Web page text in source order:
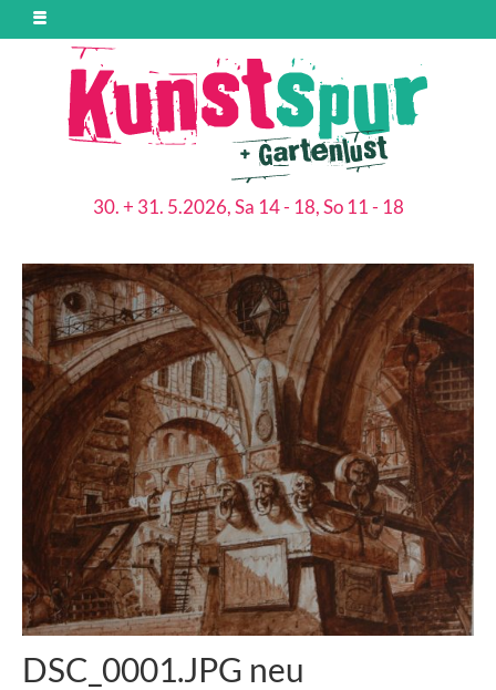
30. + 31. 5.2026, Sa 14 - 18, So 11 - 18
DSC_0001.JPG neu